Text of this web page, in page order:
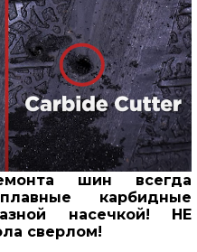
шин всегда
карбидные
насечкой! НЕ
сверлом!